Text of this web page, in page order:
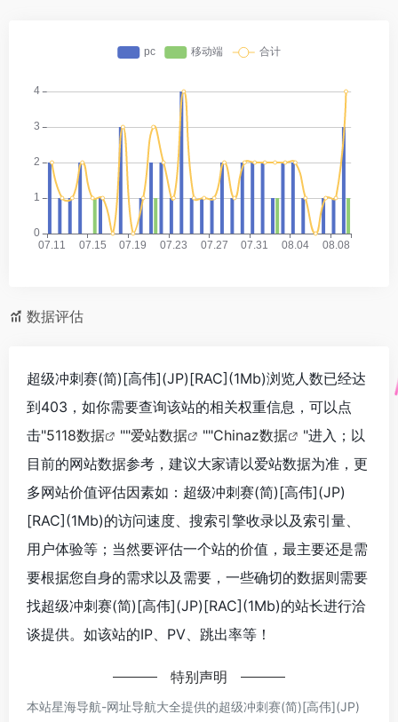
数据评估
超级冲刺赛(简)[高伟](JP)[RAC](1Mb)浏览人数已经达
到403，如你需要查询该站的相关权重信息，可以点
击"5118数据 ""爱站数据 ""Chinaz数据
"进入；以
目前的网站数据参考，建议大家请以爱站数据为准，更
多网站价值评估因素如：超级冲刺赛(简)[高伟](JP)
[RAC](1Mb)的访问速度、搜索引擎收录以及索引量、
用户体验等；当然要评估一个站的价值，最主要还是需
要根据您自身的需求以及需要，一些确切的数据则需要
找超级冲刺赛(简)[高伟](JP)[RAC](1Mb)的站长进行洽
谈提供。如该站的IP、PV、跳出率等！
特别声明
本站星海导航-网址导航大全提供的超级冲刺赛(简)[高伟](JP)